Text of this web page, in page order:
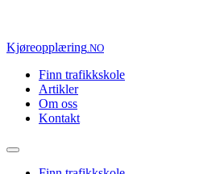
Kjøreopplæring.NO
Finn trafikkskole
Artikler
Om oss
Kontakt